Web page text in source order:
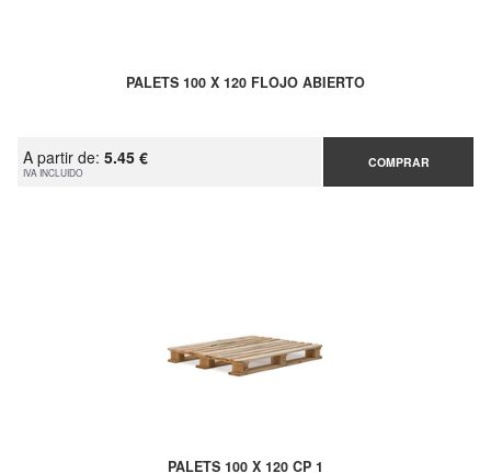
PALETS 100 X 120 FLOJO ABIERTO
A partir de: 5.45 €
IVA INCLUIDO
COMPRAR
PALETS 100 X 120 CP 1